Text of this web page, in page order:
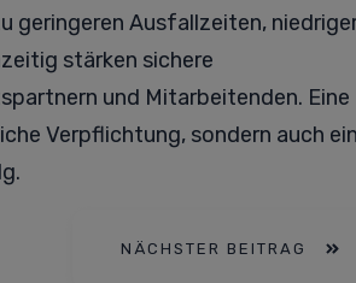
geringeren Ausfallzeiten,
stärken sichere
und Mitarbeitenden. Eine
Verpflichtung, sondern auch ein
NÄCHSTER BEITRAG